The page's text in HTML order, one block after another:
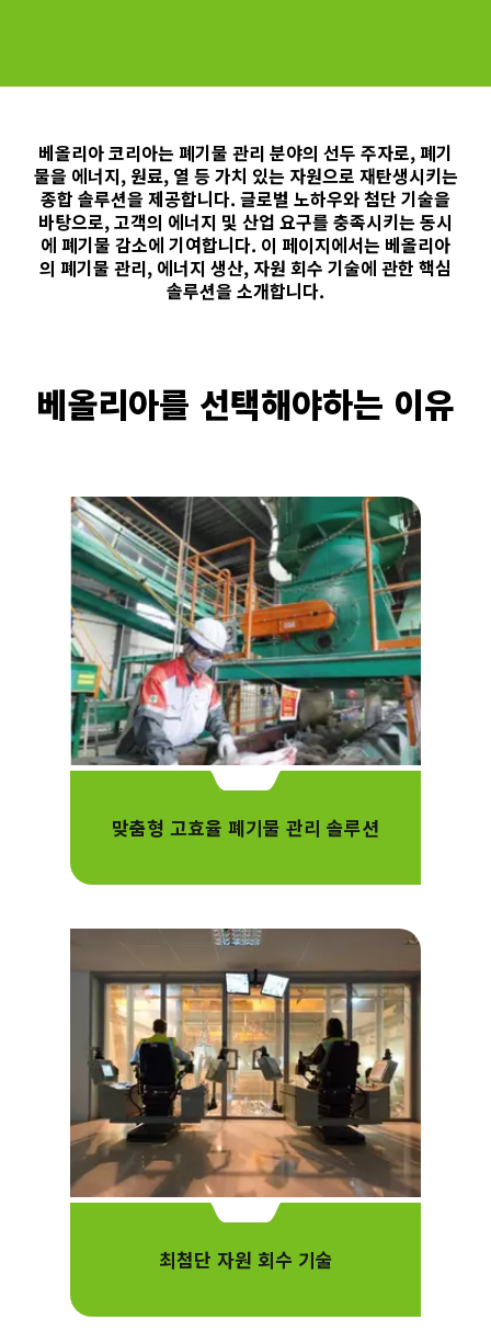
베올리아 코리아는 폐기물 관리 분야의 선두 주자로, 폐기
물을 에너지, 원료, 열 등 가치 있는 자원으로 재탄생시키는
종합 솔루션을 제공합니다. 글로벌 노하우와 첨단 기술을
바탕으로, 고객의 에너지 및 산업 요구를 충족시키는 동시
에 폐기물 감소에 기여합니다. 이 페이지에서는 베올리아
의 폐기물 관리, 에너지 생산, 자원 회수 기술에 관한 핵심
솔루션을 소개합니다.
베올리아를 선택해야하는 이유
맞춤형 고효율 폐기물 관리 솔루션
최첨단 자원 회수 기술